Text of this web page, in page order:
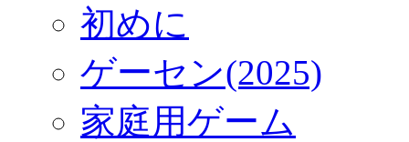
初めに
ゲーセン(2025)
家庭用ゲーム